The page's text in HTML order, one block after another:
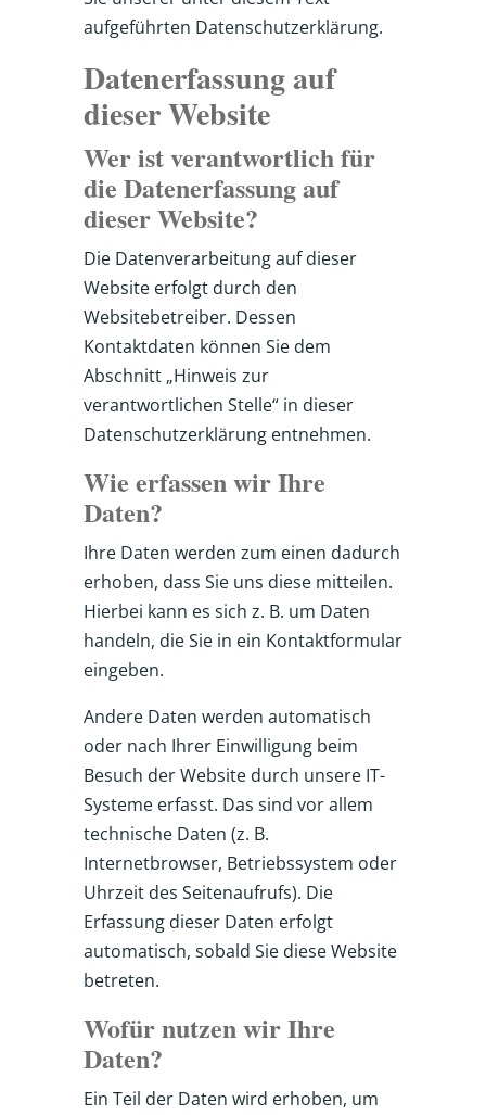
aufgeführten Datenschutzerklärung.
Datenerfassung auf
dieser Website
Wer ist verantwortlich für
die Datenerfassung auf
dieser Website?
Die Datenverarbeitung auf dieser
Website erfolgt durch den
Websitebetreiber. Dessen
Kontaktdaten können Sie dem
Abschnitt „Hinweis zur
verantwortlichen Stelle“ in dieser
Datenschutzerklärung entnehmen.
Wie erfassen wir Ihre
Daten?
Ihre Daten werden zum einen dadurch
erhoben, dass Sie uns diese mitteilen.
Hierbei kann es sich z. B. um Daten
handeln, die Sie in ein Kontaktformular
eingeben.
Andere Daten werden automatisch
oder nach Ihrer Einwilligung beim
Besuch der Website durch unsere IT-
Systeme erfasst. Das sind vor allem
technische Daten (z. B.
Internetbrowser, Betriebssystem oder
Uhrzeit des Seitenaufrufs). Die
Erfassung dieser Daten erfolgt
automatisch, sobald Sie diese Website
betreten.
Wofür nutzen wir Ihre
Daten?
Ein Teil der Daten wird erhoben, um